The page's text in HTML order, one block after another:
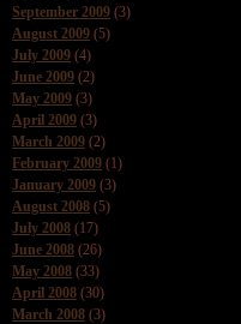
September 2009 (3)
August 2009 (5)
July 2009 (4)
June 2009 (2)
May 2009 (3)
April 2009 (3)
March 2009 (2)
February 2009 (1)
January 2009 (3)
August 2008 (5)
July 2008 (17)
June 2008 (26)
May 2008 (33)
April 2008 (30)
March 2008 (3)